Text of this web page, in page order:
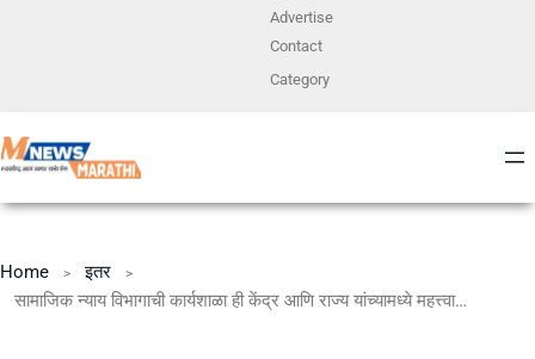
Advertise
Contact
Category
Home
इतर
सामाजिक न्याय विभागाची कार्यशाळा ही केंद्र आणि राज्य यांच्यामध्ये महत्त्वाचा दुवा ठरावी-कार्यशाळेत उमटला सूर